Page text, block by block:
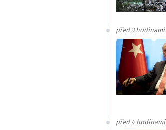
před 3 hodinami
před 4 hodinami